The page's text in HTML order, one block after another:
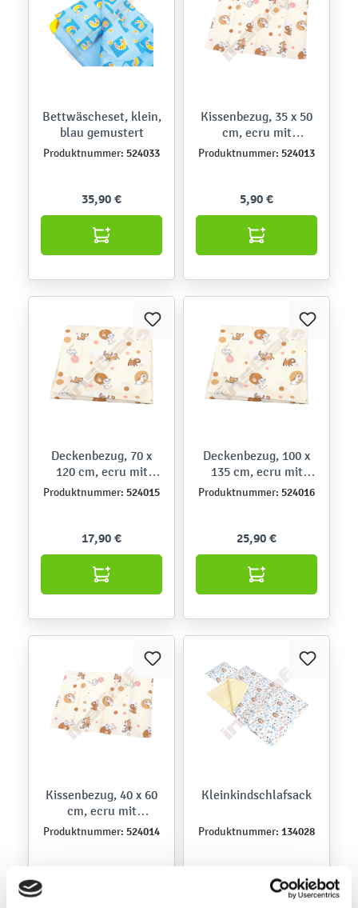
Bettwäscheset, klein,
blau gemustert
Produktnummer: 524033
35,90 €
Kissenbezug, 35 x 50
cm, ecru mit
Hündchen
Produktnummer: 524013
5,90 €
Deckenbezug, 70 x
120 cm, ecru mit
Hündchen
Produktnummer: 524015
17,90 €
Deckenbezug, 100 x
135 cm, ecru mit
Hündchen
Produktnummer: 524016
25,90 €
Kissenbezug, 40 x 60
cm, ecru mit
Hündchen
Produktnummer: 524014
Kleinkindschlafsack
Produktnummer: 134028
41,90 €